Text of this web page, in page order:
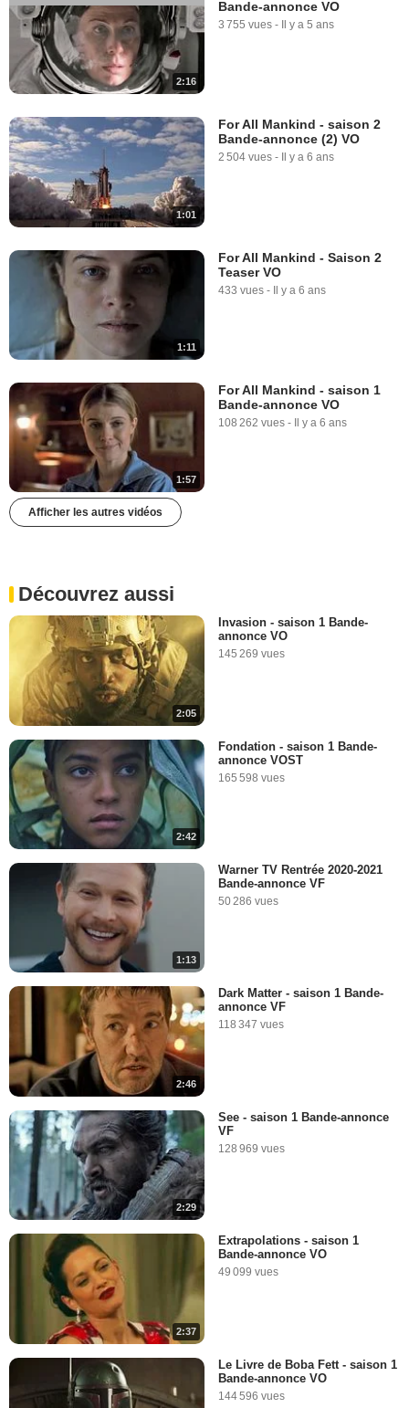
2:16
Bande-annonce VO
3 755 vues - Il y a 5 ans
1:01
For All Mankind - saison 2
Bande-annonce (2) VO
2 504 vues - Il y a 6 ans
1:11
For All Mankind - Saison 2
Teaser VO
433 vues - Il y a 6 ans
1:57
For All Mankind - saison 1
Bande-annonce VO
108 262 vues - Il y a 6 ans
Afficher les autres vidéos
Découvrez aussi
2:05
Invasion - saison 1 Bande-
annonce VO
145 269 vues
2:42
Fondation - saison 1 Bande-
annonce VOST
165 598 vues
1:13
Warner TV Rentrée 2020-2021
Bande-annonce VF
50 286 vues
2:46
Dark Matter - saison 1 Bande-
annonce VF
118 347 vues
2:29
See - saison 1 Bande-annonce
VF
128 969 vues
2:37
Extrapolations - saison 1
Bande-annonce VO
49 099 vues
Le Livre de Boba Fett - saison 1
Bande-annonce VO
144 596 vues